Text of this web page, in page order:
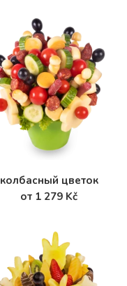
колбасный цветок
от 1 279 Kč